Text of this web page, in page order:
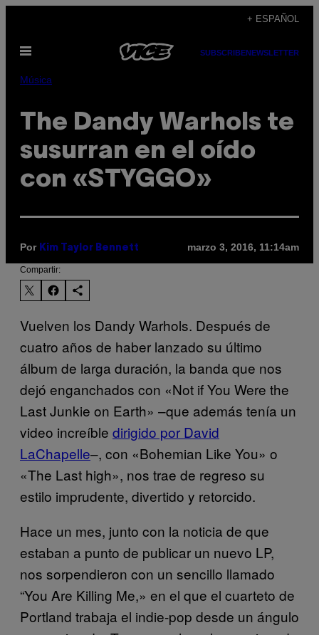
contenido
+ ESPAÑOL
Abrir
SUBSCRIBENEWSLETTER
Música
The Dandy Warhols te
susurran en el oído
con «STYGGO»
Por Kim Taylor Bennett marzo 3, 2016, 11:14am
Compartir:
Vuelven los Dandy Warhols. Después de
cuatro años de haber lanzado su último
álbum de larga duración, la banda que nos
dejó enganchados con «Not if You Were the
Last Junkie on Earth» –que además tenía un
video increíble dirigido por David
LaChapelle–, con «Bohemian Like You» o
«The Last high», nos trae de regreso su
estilo imprudente, divertido y retorcido.
Hace un mes, junto con la noticia de que
estaban a punto de publicar un nuevo LP,
nos sorpendieron con un sencillo llamado
“You Are Killing Me,» en el que el cuarteto de
Portland trabaja el indie-pop desde un ángulo